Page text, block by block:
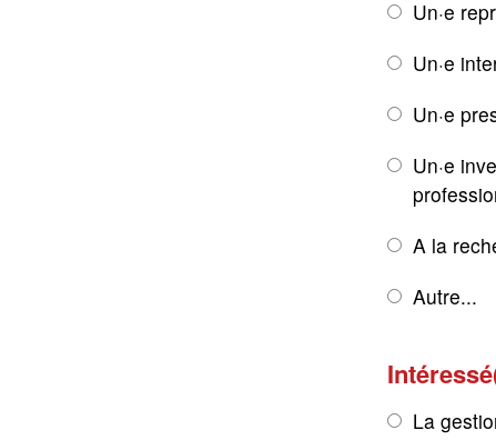
Un·e
Un·e
Un·e
Un·e
A la
Autre...
La